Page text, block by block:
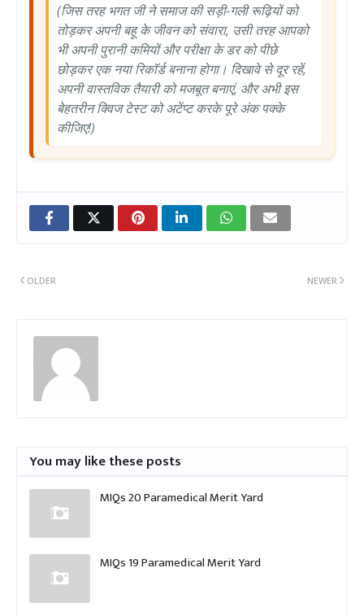
(जिस तरह भगत जी ने समाज की सड़ी-गली रूढ़ियों को
तोड़कर अपनी बहू के जीवन को संवारा, उसी तरह आपको
भी अपनी पुरानी कमियों और परीक्षा के डर को पीछे
छोड़कर एक नया रिकॉर्ड बनाना होगा। दिखावे से दूर रहें,
अपनी वास्तविक तैयारी को मजबूत बनाएं, और अभी इस
बेहतरीन क्विज टेस्ट को अटेंप्ट करके पूरे अंक पक्के
कीजिए!)
NEWER
OLDER
You may like these posts
MIQs 20 Paramedical Merit Yard
MIQs 19 Paramedical Merit Yard